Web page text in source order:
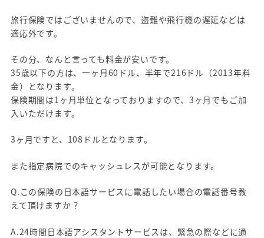
旅行保険ではございませんので、盗難や飛行機の遅延などは
適応外です。
その分、なんと言っても料金が安いです。
35歳以下の方は、一ヶ月60ドル、半年で216ドル（2013年料
金）となります。
保険期間は1ヶ月単位となっておりますので、3ヶ月でもご加
入いただけます。
3ヶ月ですと、108ドルとなります。
また指定病院でのキャッシュレスが可能となります。
Q.この保険の日本語サービスに電話したい場合の電話番号教
えて頂けますか？
A.24時間日本語アシスタントサービスは、緊急の際などに通